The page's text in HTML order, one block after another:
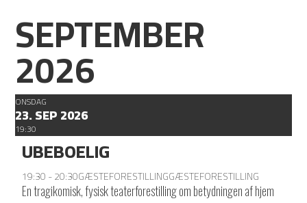
SEPTEMBER
2026
ONSDAG
23. SEP 2026
19:30
UBEBOELIG
19:30 - 20:30GÆSTEFORESTILLINGGÆSTEFORESTILLING
En tragikomisk, fysisk teaterforestilling om betydningen af hjem